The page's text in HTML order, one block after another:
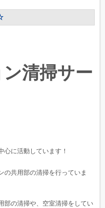
清掃サー
心に活動しています！
の共用部の清掃を行っていま
部の清掃や、空室清掃をしてい